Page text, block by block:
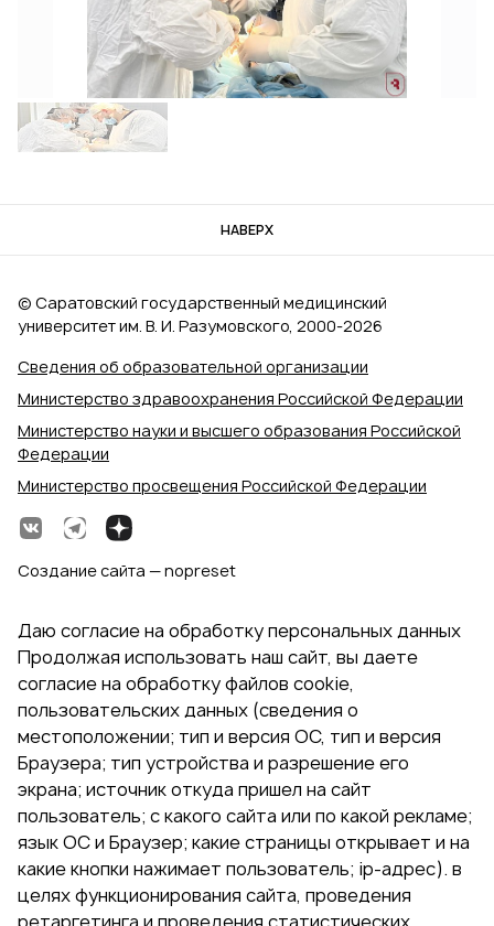
НАВЕРХ
Сведения об образовательной организации
Министерство здравоохранения Российской Федерации
Министерство науки и высшего образования Российской
Федерации
Министерство просвещения Российской Федерации
© Саратовский государственный медицинский
университет им. В. И. Разумовского, 2000‑2026
Создание сайта — nopreset
Даю согласие на обработку персональных данных
Продолжая использовать наш сайт, вы даете
согласие на обработку файлов cookie,
пользовательских данных (сведения о
местоположении; тип и версия ОС, тип и версия
Браузера; тип устройства и разрешение его
экрана; источник откуда пришел на сайт
пользователь; с какого сайта или по какой рекламе;
язык ОС и Браузер; какие страницы открывает и на
какие кнопки нажимает пользователь; ip-адрес). в
целях функционирования сайта, проведения